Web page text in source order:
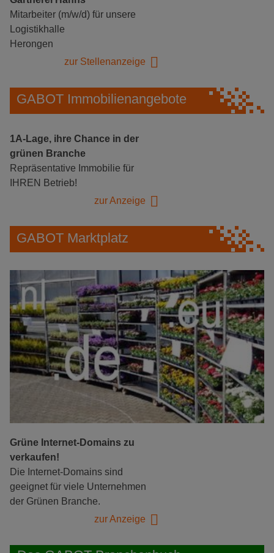
Mitarbeiter (m/w/d) für unsere
Logistikhalle
Herongen
zur Stellenanzeige
GABOT Immobilienangebote
1A-Lage, ihre Chance in der
grünen Branche
Repräsentative Immobilie für
IHREN Betrieb!
zur Anzeige
GABOT Marktplatz
Grüne Internet-Domains zu
verkaufen!
Die Internet-Domains sind
geeignet für viele Unternehmen
der Grünen Branche.
zur Anzeige